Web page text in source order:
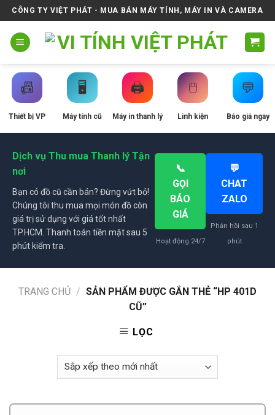
Skip
to
content
CÔNG TY VIỆT PHÁT - MUA BÁN MÁY TÍNH, MÁY IN VÀ CAMERA
📠
Thiết bị VP
🖥️
Máy tính cũ
🖨️
Máy in thanh lý
🖱️
Linh kiện
💬
Báo giá ngay
Dịch vụ Thu mua Thanh lý Tận
nơi
Bạn có đồ cũ cần bán? Đừng vứt bỏ!
Chúng tôi thu mua mọi món đồ còn
giá trị sử dụng với giá tốt nhất
TP.HCM. Thanh toán tiền mặt sau 5
phút kiểm tra.
📞
GỌI
BÁO
GIÁ
Hoạt động 24/7
💬
CHAT
ZALO
Phản hồi sau 1
phút
TRANG CHỦ / SẢN PHẨM ĐƯỢC GẮN THẺ “HP 401D
CŨ”
LỌC